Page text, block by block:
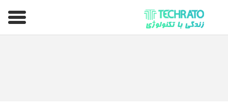
تکراتو – زندگی با تکنولوژی